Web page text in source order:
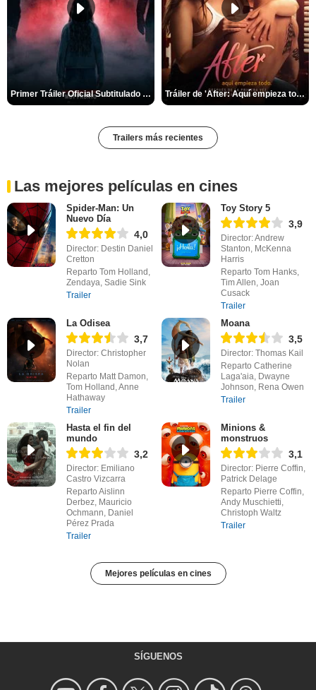
Primer Tráiler Oficial Subtitulado de 'La Noche Del Demonio: Están Entre Nosotros' Tráiler de 'After: Aquí empieza todo'
Trailers más recientes
Las mejores películas en cines
Spider-Man: Un
Nuevo Día
4,0
Director: Destin Daniel
Cretton
Reparto Tom Holland,
Zendaya, Sadie Sink
Trailer
Toy Story 5
3,9
Director: Andrew
Stanton, McKenna
Harris
Reparto Tom Hanks,
Tim Allen, Joan
Cusack
Trailer
La Odisea
3,7
Director: Christopher
Nolan
Reparto Matt Damon,
Tom Holland, Anne
Hathaway
Trailer
Moana
3,5
Director: Thomas Kail
Reparto Catherine
Laga'aia, Dwayne
Johnson, Rena Owen
Trailer
Hasta el fin del
mundo
3,2
Director: Emiliano
Castro Vizcarra
Reparto Aislinn
Derbez, Mauricio
Ochmann, Daniel
Pérez Prada
Trailer
Minions &
monstruos
3,1
Director: Pierre Coffin,
Patrick Delage
Reparto Pierre Coffin,
Andy Muschietti,
Christoph Waltz
Trailer
Mejores películas en cines
SÍGUENOS